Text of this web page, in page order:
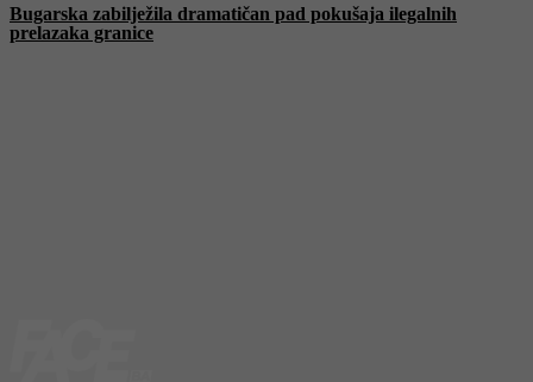
Bugarska zabilježila dramatičan pad pokušaja ilegalnih
prelazaka granice